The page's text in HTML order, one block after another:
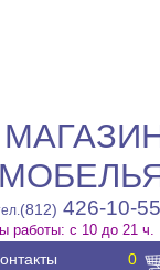
(812) 426-10-
работы: с 10 до 21 ч.
0